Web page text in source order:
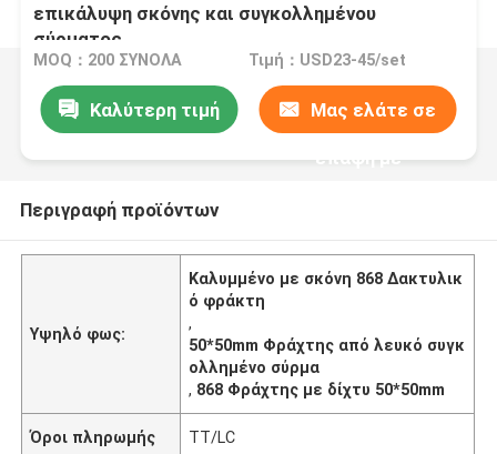
επικάλυψη σκόνης και συγκολλημένου
σύρματος
MOQ：200 ΣΥΝΟΛΑ Τιμή：USD23-45/set
Καλύτερη τιμή Μας ελάτε σε
επαφή με
Περιγραφή προϊόντων
Υψηλό φως:
Καλυμμένο με σκόνη 868 Δακτυλικ
ό φράκτη
,
50*50mm Φράχτης από λευκό συγκ
ολλημένο σύρμα
, 868 Φράχτης με δίχτυ 50*50mm
Όροι πληρωμής TT/LC